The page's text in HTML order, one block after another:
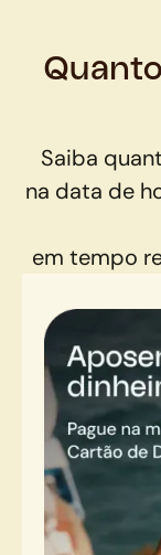
Saiba
na data de
em tempo